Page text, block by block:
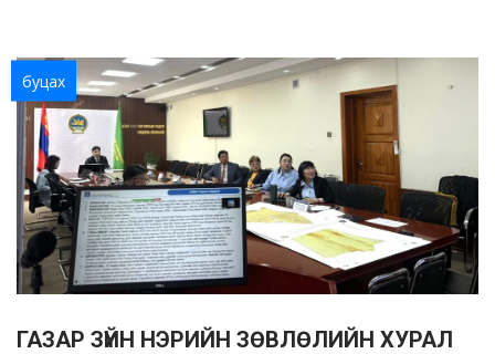
буцах
ГАЗАР ЗҮЙН НЭРИЙН ЗӨВЛӨЛИЙН ХУРАЛ